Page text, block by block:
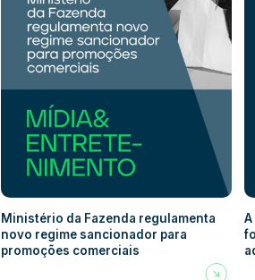
Ministério da Fazenda regulamenta
novo regime sancionador para
promoções comerciais